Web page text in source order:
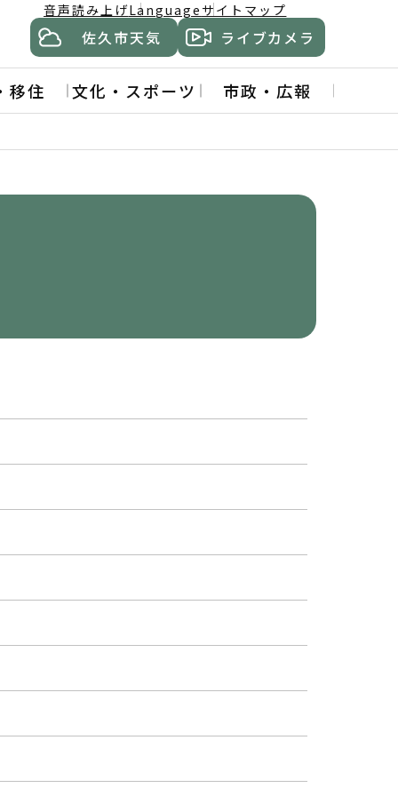
音声読み上げLanguage サイトマップ
佐久市天気 ライブカメラ
移住 文化・スポーツ 市政・広報